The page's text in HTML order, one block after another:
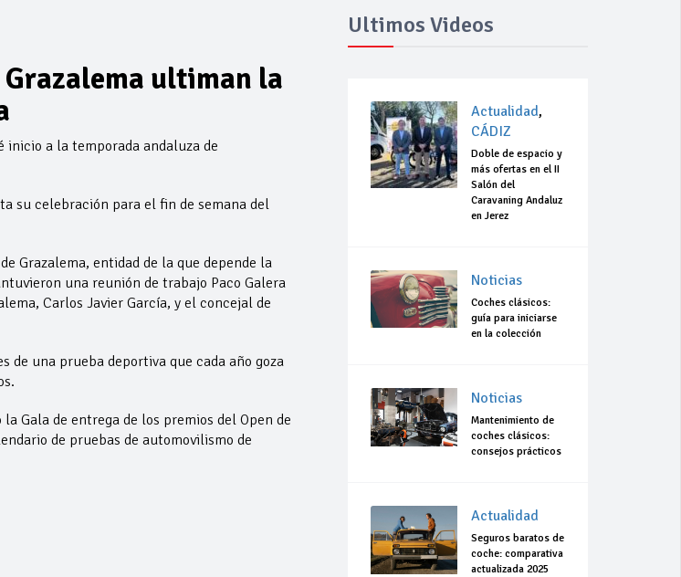
ultiman la
inicio a la temporada andaluza de
su celebración para el fin de semana del
Grazalema, entidad de la que depende la
una reunión de trabajo Paco Galera
Carlos Javier García, y el concejal de
de una prueba deportiva que cada año goza
Gala de entrega de los premios del Open de
de pruebas de automovilismo de
Ultimos Videos
Actualidad,
CÁDIZ
Doble de espacio y
más ofertas en el II
Salón del
Caravaning Andaluz
en Jerez
Noticias
Coches clásicos:
guía para iniciarse
en la colección
Noticias
Mantenimiento de
coches clásicos:
consejos prácticos
Actualidad
Seguros baratos de
coche: comparativa
actualizada 2025